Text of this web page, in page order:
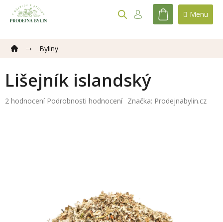
obsah
NÁKUPNÍ
Byliny
Lišejník islandský
Průměrné
2 hodnocení Podrobnosti hodnocení Značka: Prodejnabylin.cz